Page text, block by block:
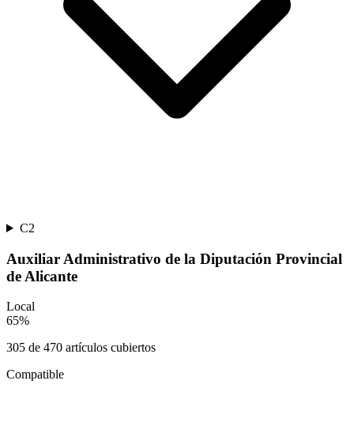
C2
Auxiliar Administrativo de la Diputación Provincial
de Alicante
Local
65%
305 de 470 artículos cubiertos
Compatible